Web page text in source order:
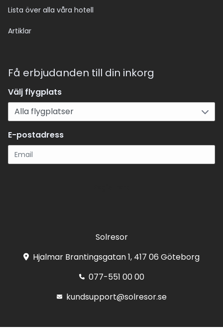
Lista över alla våra hotell
Artiklar
Få erbjudanden till din inkorg
Välj flygplats
E-postadress
Solresor
Hjalmar Brantingsgatan 1, 417 06 Göteborg
077-551 00 00
kundsupport@solresor.se